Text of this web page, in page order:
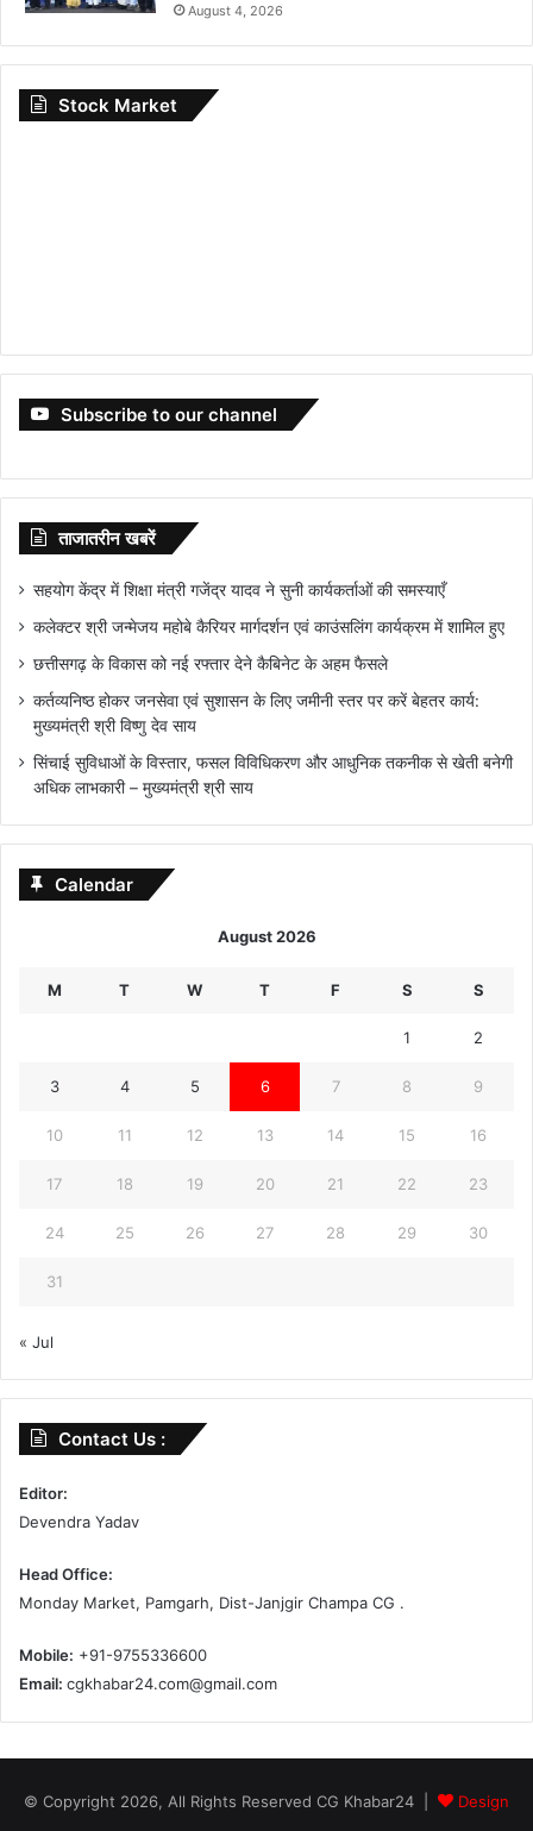
August 4, 2026
Stock Market
Subscribe to our channel
ताजातरीन खबरें
सहयोग केंद्र में शिक्षा मंत्री गजेंद्र यादव ने सुनी कार्यकर्ताओं की समस्याएँ
कलेक्टर श्री जन्मेजय महोबे कैरियर मार्गदर्शन एवं काउंसलिंग कार्यक्रम में शामिल हुए
छत्तीसगढ़ के विकास को नई रफ्तार देने कैबिनेट के अहम फैसले
कर्तव्यनिष्ठ होकर जनसेवा एवं सुशासन के लिए जमीनी स्तर पर करें बेहतर कार्य:
मुख्यमंत्री श्री विष्णु देव साय
सिंचाई सुविधाओं के विस्तार, फसल विविधिकरण और आधुनिक तकनीक से खेती बनेगी
अधिक लाभकारी – मुख्यमंत्री श्री साय
Calendar
August 2026
M T W T F S S
1 2
3 4 5 6 7 8 9
10 11 12 13 14 15 16
17 18 19 20 21 22 23
24 25 26 27 28 29 30
31
« Jul
Contact Us :
Editor:
Devendra Yadav
Head Office:
Monday Market, Pamgarh, Dist-Janjgir Champa CG .
Mobile: +91-9755336600
Email: cgkhabar24.com@gmail.com
© Copyright 2026, All Rights Reserved CG Khabar24 |
Design